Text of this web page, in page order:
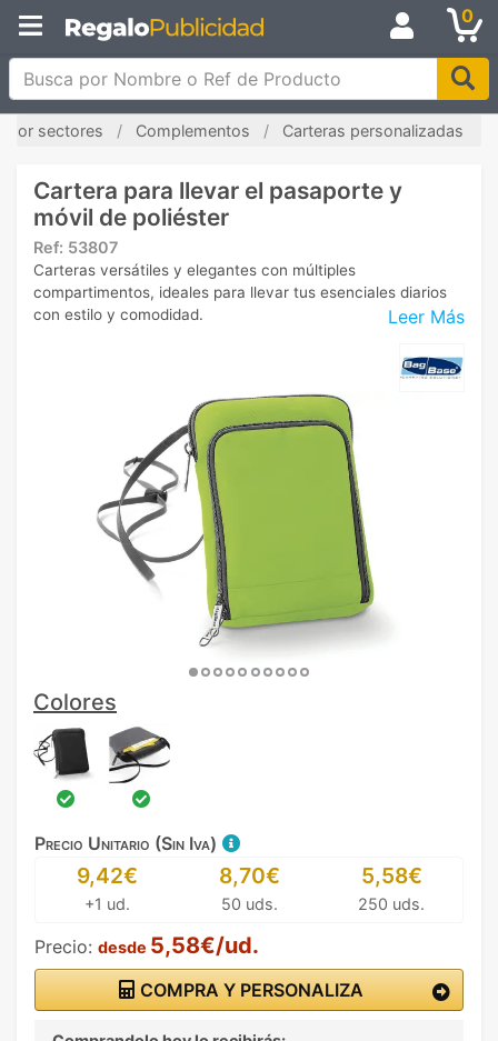
0
Busca por Nombre o Ref de Producto
por sectores Complementos Carteras personalizadas
Cartera para llevar el pasaporte y
móvil de poliéster
Ref: 53807
Leer Más
Carteras versátiles y elegantes con múltiples
compartimentos, ideales para llevar tus esenciales diarios
con estilo y comodidad.
Colores
Precio Unitario (Sin Iva)
9,42€
+1 ud.
8,70€
50 uds.
5,58€
250 uds.
Precio: desde 5,58€/ud.
COMPRA Y PERSONALIZA